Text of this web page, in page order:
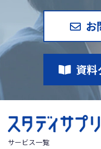
お
資料
サービス一覧